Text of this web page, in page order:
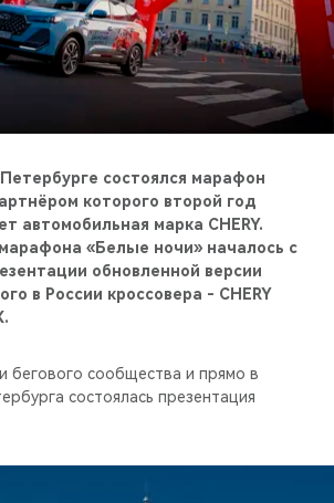
состоялся марафон
которого второй год
автомобильная марка CHERY.
«Белые ночи» началось с
обновленной версии
в России кроссовера - CHERY
бегового сообщества и прямо в
состоялась презентация